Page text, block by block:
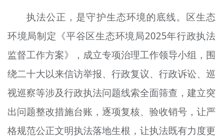
专题
资料库
+
执法公正，是守护生态环境的底线。区生态
环境局制定《平谷区生态环境局2025年行政执法
监督工作方案》，成立专项治理工作领导小组，围
绕二十大以来信访举报、行政复议、行政诉讼、巡
视巡察等涉及行政执法问题线索全面筛查，建立突
出问题整改措施台账，逐项复核、验收销号，让严
格规范公正文明执法落地生根，让执法既有力度更